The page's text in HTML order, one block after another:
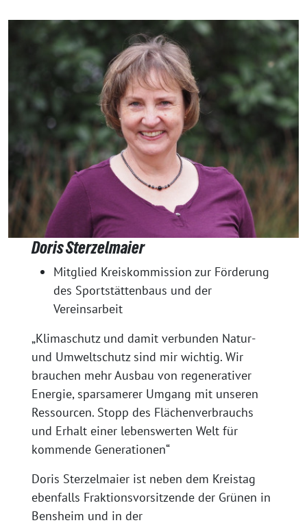
Doris Sterzelmaier
Mitglied Kreiskommission zur Förderung
des Sportstättenbaus und der
Vereinsarbeit
„Klimaschutz und damit verbunden Natur-
und Umweltschutz sind mir wichtig. Wir
brauchen mehr Ausbau von regenerativer
Energie, sparsamerer Umgang mit unseren
Ressourcen. Stopp des Flächenverbrauchs
und Erhalt einer lebenswerten Welt für
kommende Generationen“
Doris Sterzelmaier ist neben dem Kreistag
ebenfalls Fraktionsvorsitzende der Grünen in
Bensheim und in der